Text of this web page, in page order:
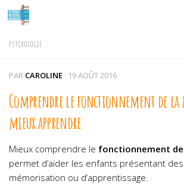
Skip to content
PSYCHOLOGIE
PAR CAROLINE · 19 AOÛT 2016
Comprendre le fonctionnement de la
mieux apprendre
Mieux comprendre le fonctionnement
permet d’aider les enfants présentant
mémorisation ou d’apprentissage.